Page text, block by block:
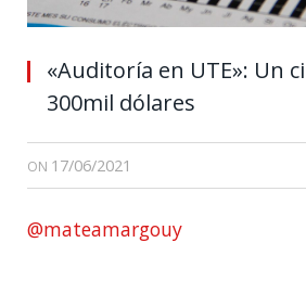
«Auditoría en UTE»: Un
300mil dólares
ON 17/06/2021
@mateamargouy